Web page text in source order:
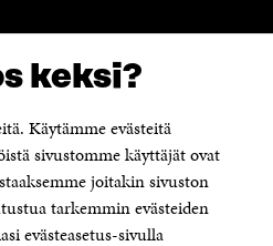
keksi?
Käytämme evästeitä
sivustomme käyttäjät ovat
joitakin sivuston
tarkemmin evästeiden
evästeasetus-sivulla